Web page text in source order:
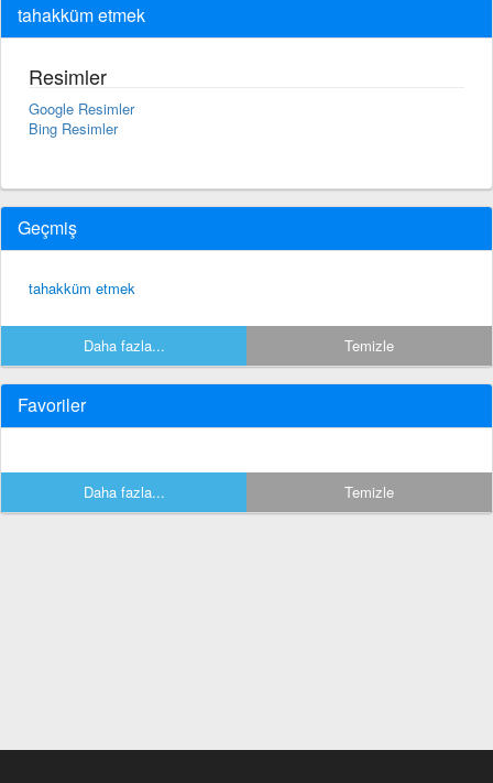
tahakküm etmek
Resimler
Google Resimler
Bing Resimler
Geçmiş
tahakküm etmek
Daha fazla... Temizle
Favoriler
Daha fazla... Temizle